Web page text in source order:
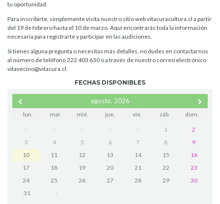
tu oportunidad.
Para inscribirte, simplemente visita nuestro sitio web vitacuracultura.cl a partir
del 19 de febrero hasta el 10 de marzo. Aquí encontrarás toda la información
necesaria para registrarte y participar en las audiciones.
Si tienes alguna pregunta o necesitas más detalles, no dudes en contactarnos
al número de teléfono 222 403 630 o a través de nuestro correo electrónico
vitavecino@vitacura.cl.
FECHAS DISPONIBLES
agosto, 2026
lun. mar. mié. jue. vie. sáb. dom.
- - - - - 1
2
3
4 5 6 7 8
9
10
11 12 13 14 15
16
17
18 19 20 21 22
23
24
25 26 27 28 29
30
31
-